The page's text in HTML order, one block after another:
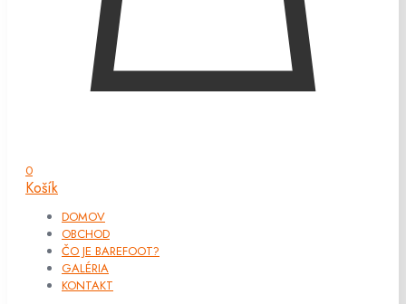
0
Košík
DOMOV
OBCHOD
ČO JE BAREFOOT?
GALÉRIA
KONTAKT